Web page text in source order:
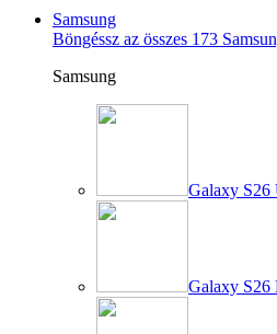
Samsung
Böngéssz az összes 173
Samsung
Galaxy S26
Galaxy S26